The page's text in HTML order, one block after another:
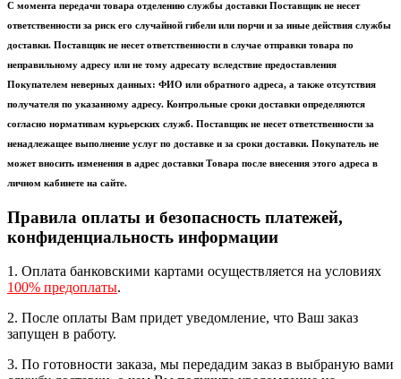
С момента передачи товара отделению службы доставки Поставщик не несет
ответственности за риск его случайной гибели или порчи и за иные действия службы
доставки. Поставщик не несет ответственности в случае отправки товара по
неправильному адресу или не тому адресату вследствие предоставления
Покупателем неверных данных: ФИО или обратного адреса, а также отсутствия
получателя по указанному адресу. Контрольные сроки доставки определяются
согласно нормативам курьерских служб. Поставщик не несет ответственности за
ненадлежащее выполнение услуг по доставке и за сроки доставки. Покупатель не
может вносить изменения в адрес доставки Товара после внесения этого адреса в
личном кабинете на сайте.
Правила оплаты и безопасность платежей,
конфиденциальность информации
1. Оплата банковскими картами осуществляется на условиях
100% предоплаты.
2. После оплаты Вам придет уведомление, что Ваш заказ
запущен в работу.
3. По готовности заказа, мы передадим заказ в выбраную вами